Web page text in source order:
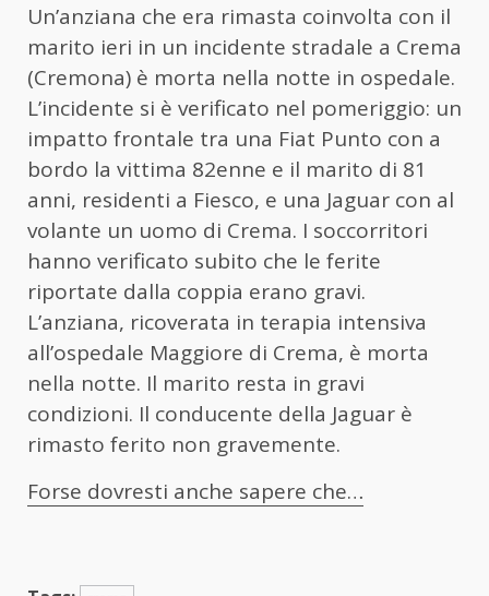
Un’anziana che era rimasta coinvolta con il
marito ieri in un incidente stradale a Crema
(Cremona) è morta nella notte in ospedale.
L’incidente si è verificato nel pomeriggio: un
impatto frontale tra una Fiat Punto con a
bordo la vittima 82enne e il marito di 81
anni, residenti a Fiesco, e una Jaguar con al
volante un uomo di Crema. I soccorritori
hanno verificato subito che le ferite
riportate dalla coppia erano gravi.
L’anziana, ricoverata in terapia intensiva
all’ospedale Maggiore di Crema, è morta
nella notte. Il marito resta in gravi
condizioni. Il conducente della Jaguar è
rimasto ferito non gravemente.
Forse dovresti anche sapere che…